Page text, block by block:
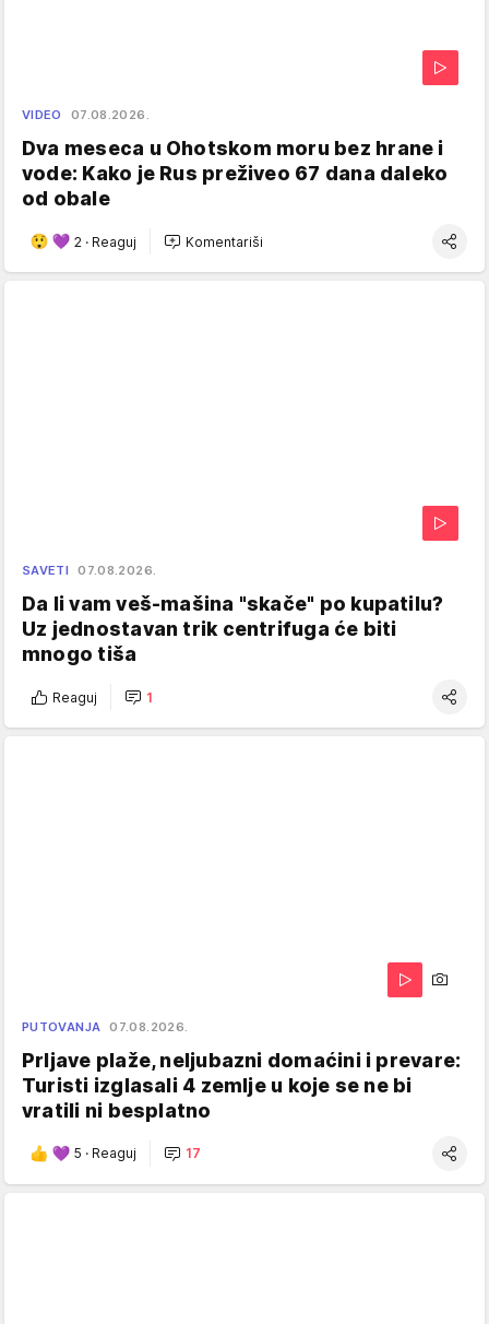
VIDEO 07.08.2026.
Dva meseca u Ohotskom moru bez hrane i
vode: Kako je Rus preživeo 67 dana daleko
od obale
2 · Reaguj Komentariši
SAVETI 07.08.2026.
Da li vam veš-mašina "skače" po kupatilu?
Uz jednostavan trik centrifuga će biti
mnogo tiša
Reaguj 1
PUTOVANJA 07.08.2026.
Prljave plaže, neljubazni domaćini i prevare:
Turisti izglasali 4 zemlje u koje se ne bi
vratili ni besplatno
5 · Reaguj 17